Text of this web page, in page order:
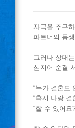
자극을 추구
파트너의 동
그러나 상대
심지어 순결
“누가 결혼도
“혹시 나랑 결
“할 수 있어요